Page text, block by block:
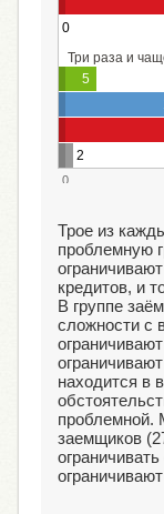
0
Три раза и
5
2
0
Трое из
проблемную
кредитов, и
В группе
сложности с
находится в
проблемной.
заемщиков